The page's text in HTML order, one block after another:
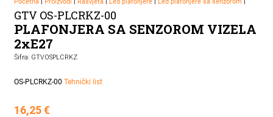
GTV OS-PLCRKZ-00
PLAFONJERA SA SENZOROM VIZELA
2xE27
Šifra: GTVOSPLCRKZ
OS-PLCRKZ-00 Tehnički list
16,25€